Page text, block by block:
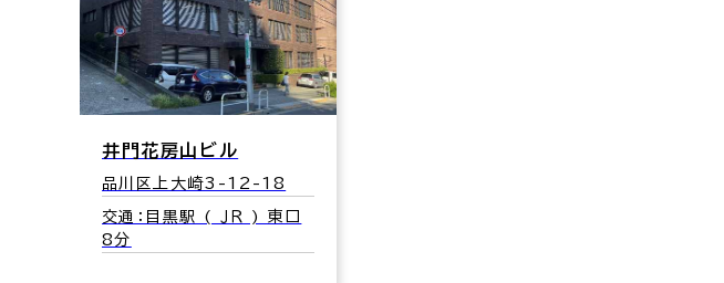
井門花房山ビル
品川区上大崎3-12-18
交通：目黒駅 ( ＪＲ ) 東口
8分